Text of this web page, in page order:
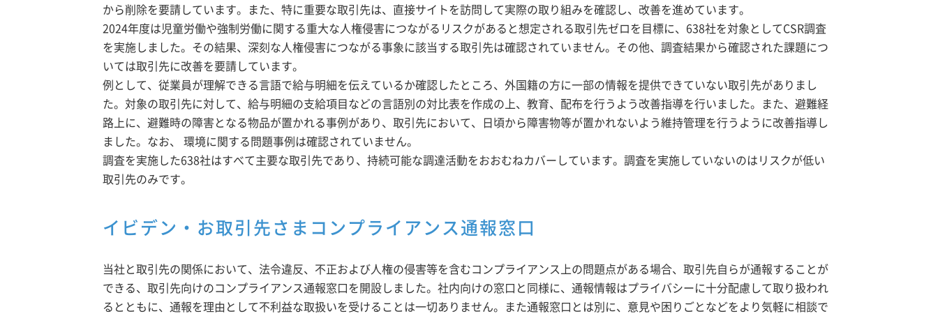
から削除を要請しています。また、特に重要な取引先は、直接サイトを訪問して実際の取り組みを確認し、改善を進めています。
2024年度は児童労働や強制労働に関する重大な人権侵害につながるリスクがあると想定される取引先ゼロを目標に、638社を対象としてCSR調査
を実施しました。その結果、深刻な人権侵害につながる事象に該当する取引先は確認されていません。その他、調査結果から確認された課題につ
いては取引先に改善を要請しています。
例として、従業員が理解できる言語で給与明細を伝えているか確認したところ、外国籍の方に一部の情報を提供できていない取引先がありまし
た。対象の取引先に対して、給与明細の支給項目などの言語別の対比表を作成の上、教育、配布を行うよう改善指導を行いました。また、避難経
路上に、避難時の障害となる物品が置かれる事例があり、取引先において、日頃から障害物等が置かれないよう維持管理を行うように改善指導し
ました。なお、 環境に関する問題事例は確認されていません。
調査を実施した638社はすべて主要な取引先であり、持続可能な調達活動をおおむねカバーしています。調査を実施していないのはリスクが低い
取引先のみです。
イビデン・お取引先さまコンプライアンス通報窓口
当社と取引先の関係において、法令違反、不正および人権の侵害等を含むコンプライアンス上の問題点がある場合、取引先自らが通報することが
できる、取引先向けのコンプライアンス通報窓口を開設しました。社内向けの窓口と同様に、通報情報はプライバシーに十分配慮して取り扱われ
るとともに、通報を理由として不利益な取扱いを受けることは一切ありません。また通報窓口とは別に、意見や困りごとなどをより気軽に相談で